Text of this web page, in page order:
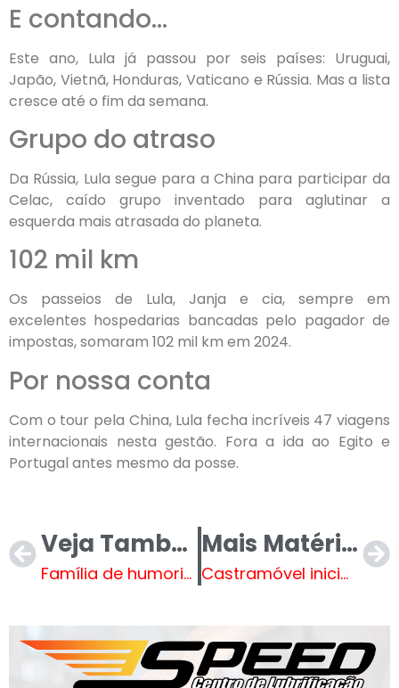
E contando…
Este ano, Lula já passou por seis países: Uruguai,
Japão, Vietnã, Honduras, Vaticano e Rússia. Mas a lista
cresce até o fim da semana.
Grupo do atraso
Da Rússia, Lula segue para a China para participar da
Celac, caído grupo inventado para aglutinar a
esquerda mais atrasada do planeta.
102 mil km
Os passeios de Lula, Janja e cia, sempre em
excelentes hospedarias bancadas pelo pagador de
impostas, somaram 102 mil km em 2024.
Por nossa conta
Com o tour pela China, Lula fecha incríveis 47 viagens
internacionais nesta gestão. Fora a ida ao Egito e
Portugal antes mesmo da posse.
Veja Também
Família de humorista morto denuncia “descaso” de colegas do SBT
Mais Matérias
Castramóvel inicia 68ª etapa na Clínica da Criança com atendimentos gratuitos para cães e gatos